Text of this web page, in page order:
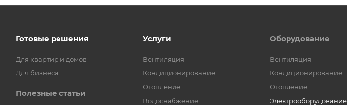
Готовые решения
Для квартир и домов
Для бизнеса
Полезные статьи
Услуги
Вентиляция
Кондиционирование
Отопление
Водоснабжение
Оборудование
Вентиляция
Кондиционирование
Отопление
Электрооборудование